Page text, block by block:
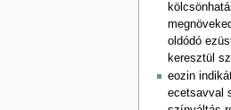
oldódó
keresztül
eozin
ecetsavval